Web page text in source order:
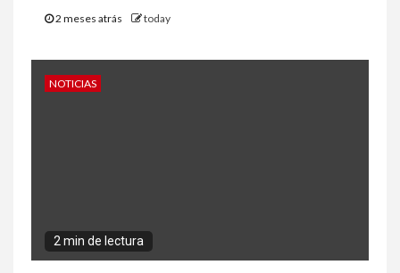
2 meses atrás today
NOTICIAS
2 min de lectura